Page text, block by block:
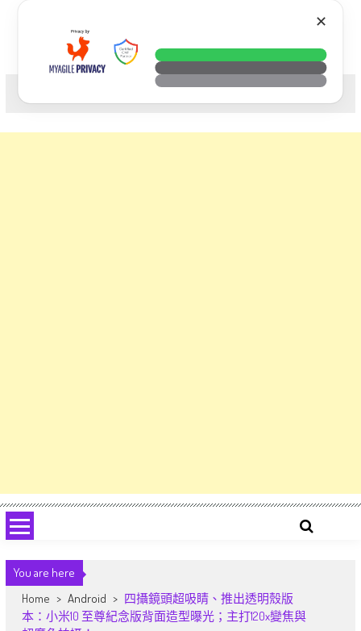
科技. 生活. 攝影.
You are here
Home > Android > 四攝鏡頭超吸睛、推出透明殼版
本：小米10 至尊紀念版背面造型曝光；主打120x變焦與
✕